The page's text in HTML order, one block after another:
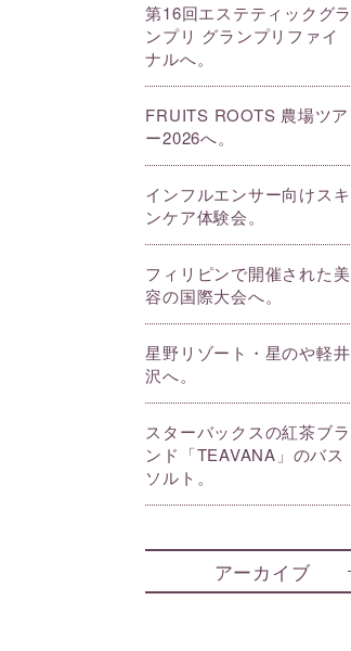
第16回エステティックグラ
ンプリ グランプリファイ
ナルへ。
FRUITS ROOTS 農場ツア
ー2026へ。
インフルエンサー向けスキ
ンケア体験会。
フィリピンで開催された美
容の国際大会へ。
星野リゾート・星のや軽井
沢へ。
スターバックスの紅茶ブラ
ンド「TEAVANA」のバス
ソルト。
アーカイブ